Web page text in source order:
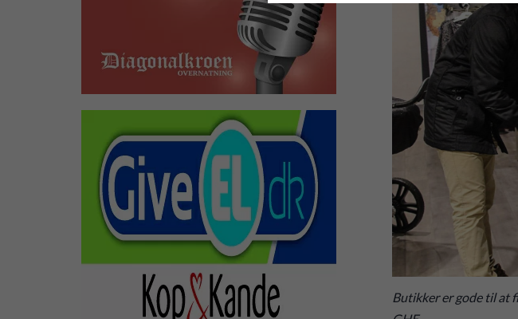
Butikker er gode til at